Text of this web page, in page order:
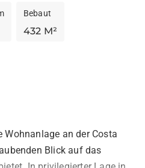
Bebaut
432 M²
an der Costa
Blick auf das